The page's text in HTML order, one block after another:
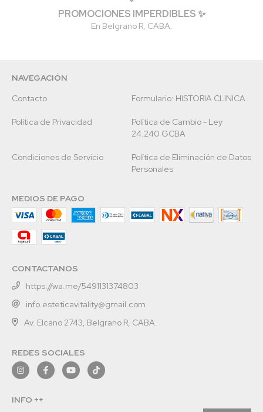
PROMOCIONES IMPERDIBLES ✨
En Belgrano R, CABA.
NAVEGACIÓN
Contacto
Formulario: HISTORIA CLINICA
Política de Privacidad
Política de Cambio - Ley
24.240 GCBA
Condiciones de Servicio
Política de Eliminación de Datos
Personales
MEDIOS DE PAGO
CONTACTANOS
https://wa.me/5491131374803
info.esteticavitality@gmail.com
Av. Elcano 2743, Belgrano R, CABA.
REDES SOCIALES
INFO ++